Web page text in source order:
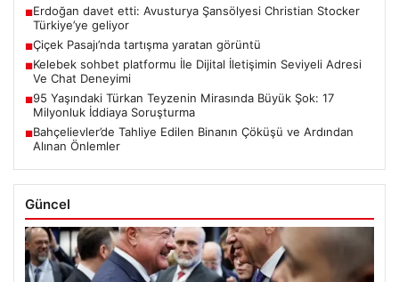
■Erdoğan davet etti: Avusturya Şansölyesi Christian Stocker
Türkiye’ye geliyor
■Çiçek Pasajı’nda tartışma yaratan görüntü
■Kelebek sohbet platformu İle Dijital İletişimin Seviyeli Adresi
Ve Chat Deneyimi
■95 Yaşındaki Türkan Teyzenin Mirasında Büyük Şok: 17
Milyonluk İddiaya Soruşturma
■Bahçelievler’de Tahliye Edilen Binanın Çöküşü ve Ardından
Alınan Önlemler
Güncel